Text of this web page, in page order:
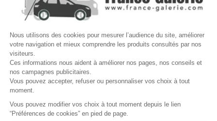
Nous utilisons des cookies pour mesurer l’audience du site, améliorer
votre navigation et mieux comprendre les produits consultés par nos
visiteurs.
Ces informations nous aident à améliorer nos pages, nos conseils et
nos campagnes publicitaires.
Vous pouvez accepter, refuser ou personnaliser vos choix à tout
moment.
Vous pouvez modifier vos choix à tout moment depuis le lien
“Préférences de cookies” en pied de page.
Gérer mes cookies
Demander un rappel
Nos conseillers vous rappellent duLundi au Vendredide8h30 à
17h30.
Nom* Prénom*
Téléphone